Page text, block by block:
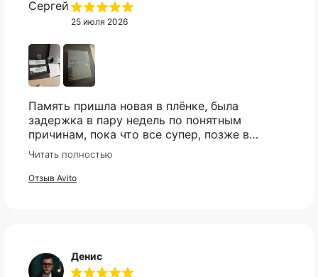
25 июля 2026
Память пришла новая в плёнке, была
задержка в пару недель по понятным
причинам, пока что все супер, позже в
сборке проверю и отзыв дополню
Читать полностью
Отзыв Avito
Денис